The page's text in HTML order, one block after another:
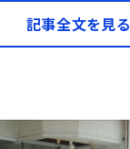
記事全文を見る